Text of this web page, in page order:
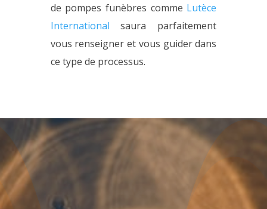
de pompes funèbres comme Lutèce
International saura parfaitement
vous renseigner et vous guider dans
ce type de processus.